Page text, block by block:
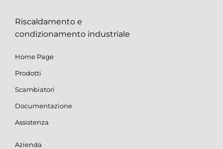
Riscaldamento e
condizionamento industriale
Home Page
Prodotti
Scambiatori
Documentazione
Assistenza
Azienda